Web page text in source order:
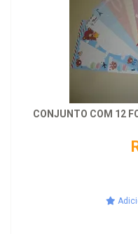
CONJUNTO COM 12